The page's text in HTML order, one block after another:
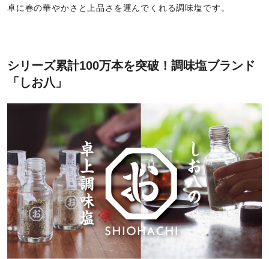
卓に春の華やかさと上品さを運んでくれる調味塩です。
シリーズ累計100万本を突破！調味塩ブランド
「しお八」